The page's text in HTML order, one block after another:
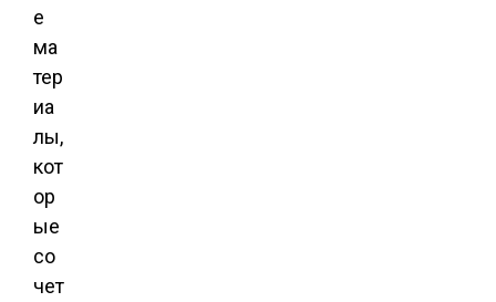
е
ма
тер
иа
лы,
кот
ор
ые
со
чет